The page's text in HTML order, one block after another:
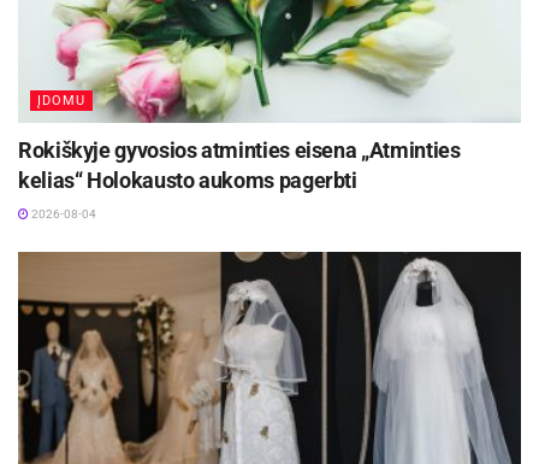
ĮDOMU
Rokiškyje gyvosios atminties eisena „Atminties
kelias“ Holokausto aukoms pagerbti
2026-08-04